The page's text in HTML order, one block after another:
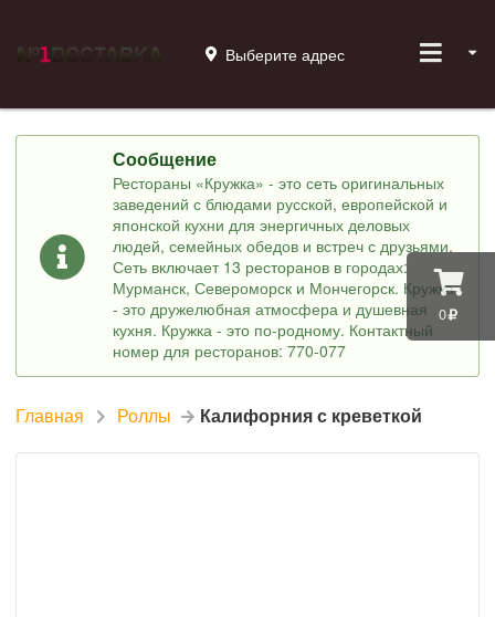
0
Выберите адрес
Сообщение
Рестораны «Кружка» - это сеть оригинальных
заведений с блюдами русской, европейской и
японской кухни для энергичных деловых
людей, семейных обедов и встреч с друзьями.
Сеть включает 13 ресторанов в городах:
Мурманск, Североморск и Мончегорск. Кружка
- это дружелюбная атмосфера и душевная
кухня. Кружка - это по-родному. Контактный
номер для ресторанов: 770-077
Главная Роллы Калифорния с креветкой